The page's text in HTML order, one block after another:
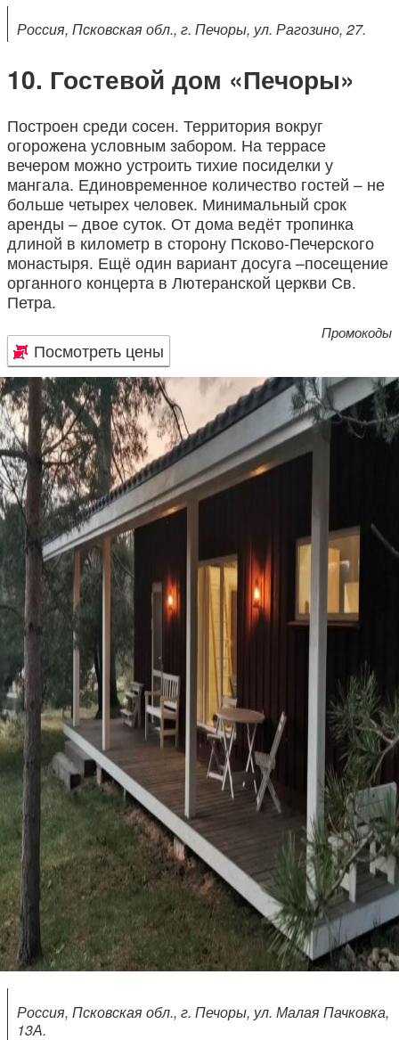
Россия, Псковская обл., г. Печоры, ул. Рагозино, 27.
Гостевой дом «Печоры»
Построен среди сосен. Территория вокруг
огорожена условным забором. На террасе
вечером можно устроить тихие посиделки у
мангала. Единовременное количество гостей – не
больше четырех человек. Минимальный срок
аренды – двое суток. От дома ведёт тропинка
длиной в километр в сторону Псково-Печерского
монастыря. Ещё один вариант досуга –посещение
органного концерта в Лютеранской церкви Св.
Петра.
Посмотреть цены
Промокоды
Россия, Псковская обл., г. Печоры, ул. Малая Пачковка,
13А.